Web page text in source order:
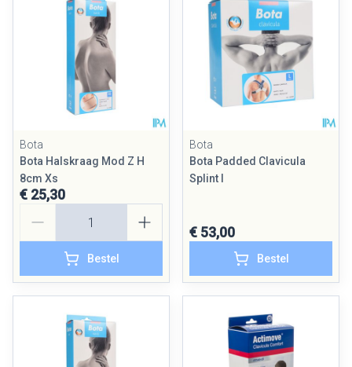
Bota
Bota Halskraag Mod Z H
8cm Xs
€ 25,30
Bestel
Bota
Bota Padded Clavicula
Splint l
€ 53,00
Bestel